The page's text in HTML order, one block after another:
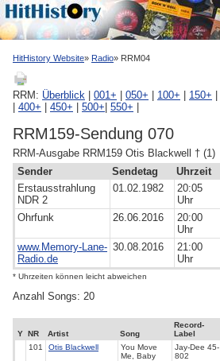
HitHistory Website Radio RRM04
RRM: Überblick 001+ 050+ 100+ 150+
400+ 450+ 500+ 550+
RRM159-Sendung 070
RRM-Ausgabe RRM159 Otis Blackwell † (1)
Sender
Sendetag Uhrzeit
Erstausstrahlung
NDR 2
01.02.1982
20:05
Uhr
Ohrfunk
26.06.2016
20:00
Uhr
www.Memory-Lane-
Radio.de
30.08.2016
21:00
Uhr
* Uhrzeiten können leicht abweichen
Anzahl Songs: 20
Y NR Artist Song
Record-
Label
101
Otis Blackwell
You Move
Me, Baby
Jay-Dee 45-
802